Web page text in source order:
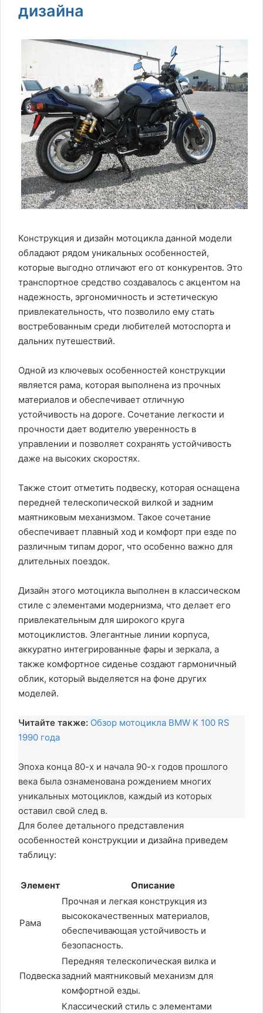
дизайна
Конструкция и дизайн мотоцикла данной модели
обладают рядом уникальных особенностей,
которые выгодно отличают его от конкурентов. Это
транспортное средство создавалось с акцентом на
надежность, эргономичность и эстетическую
привлекательность, что позволило ему стать
востребованным среди любителей мотоспорта и
дальних путешествий.
Одной из ключевых особенностей конструкции
является рама, которая выполнена из прочных
материалов и обеспечивает отличную
устойчивость на дороге. Сочетание легкости и
прочности дает водителю уверенность в
управлении и позволяет сохранять устойчивость
даже на высоких скоростях.
Также стоит отметить подвеску, которая оснащена
передней телескопической вилкой и задним
маятниковым механизмом. Такое сочетание
обеспечивает плавный ход и комфорт при езде по
различным типам дорог, что особенно важно для
длительных поездок.
Дизайн этого мотоцикла выполнен в классическом
стиле с элементами модернизма, что делает его
привлекательным для широкого круга
мотоциклистов. Элегантные линии корпуса,
аккуратно интегрированные фары и зеркала, а
также комфортное сиденье создают гармоничный
облик, который выделяется на фоне других
моделей.
Читайте также: Обзор мотоцикла BMW K 100 RS
1990 года
Эпоха конца 80-х и начала 90-х годов прошлого
века была ознаменована рождением многих
уникальных мотоциклов, каждый из которых
оставил свой след в.
Для более детального представления
особенностей конструкции и дизайна приведем
таблицу:
Элемент Описание
Рама
Прочная и легкая конструкция из
высококачественных материалов,
обеспечивающая устойчивость и
безопасность.
Подвеска
Передняя телескопическая вилка и
задний маятниковый механизм для
комфортной езды.
Классический стиль с элементами